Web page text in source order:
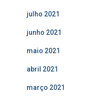
julho 2021
junho 2021
maio 2021
abril 2021
março 2021